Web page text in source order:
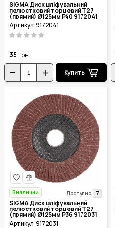
SIGMA Диск шліфувальний
пелюстковий торцевий Т27
(прямий) Ø125мм P40 9172041
Артикул: 9172041
35 грн
Купить
В наличии Доступно: 7
SIGMA Диск шліфувальний
пелюстковий торцевий Т27
(прямий) Ø125мм P36 9172031
Артикул: 9172031